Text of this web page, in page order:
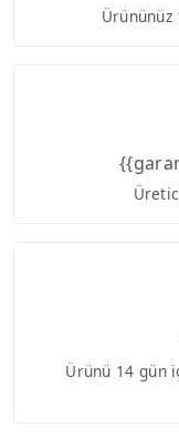
Ürünü 14 gün